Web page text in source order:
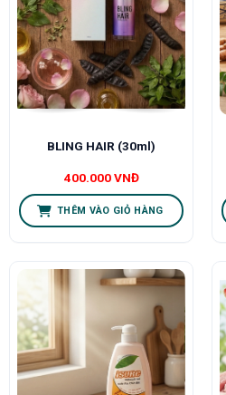
BLING HAIR (30ml)
400.000VNĐ
THÊM VÀO GIỎ HÀNG